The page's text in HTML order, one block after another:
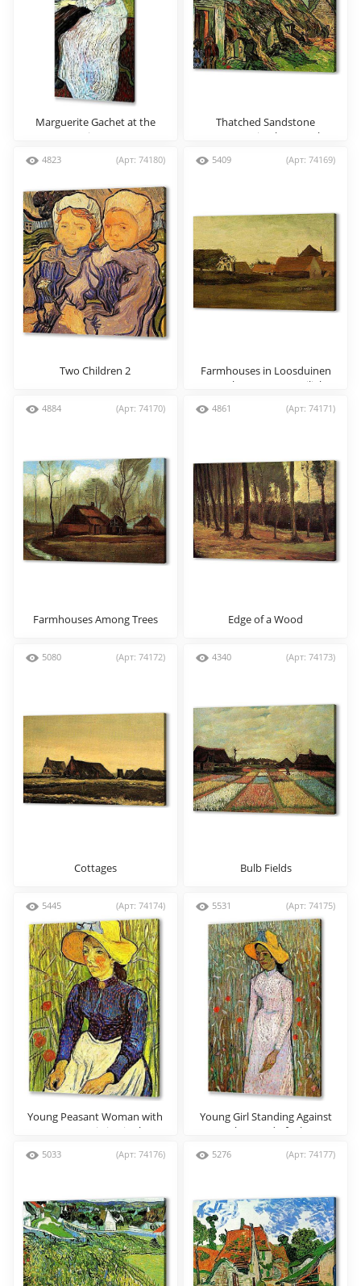
Marguerite Gachet at the
Piano
Thatched Sandstone
Cottages in Chaponval
4823 (Арт: 74180)
Two Children 2
5409 (Арт: 74169)
Farmhouses in Loosduinen
near The Hague at Twilight
4884 (Арт: 74170)
Farmhouses Among Trees
4861 (Арт: 74171)
Edge of a Wood
5080 (Арт: 74172)
Cottages
4340 (Арт: 74173)
Bulb Fields
5445 (Арт: 74174)
Young Peasant Woman with
Straw Hat Sitting in the
5531 (Арт: 74175)
Young Girl Standing Against
a Background of Wheat
5033 (Арт: 74176) 5276 (Арт: 74177)